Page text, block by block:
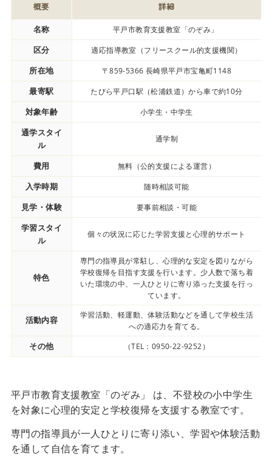
概要 詳細
名称 平戸市教育支援教室「のぞみ」
区分 適応指導教室（フリースクール的支援機関）
所在地 〒859-5366 長崎県平戸市宝亀町1148
最寄駅 たびら平戸口駅（松浦鉄道）から車で約10分
対象年齢 小学生・中学生
通学スタイ
ル
通学制
費用 無料（公的支援による運営）
入学時期 随時相談可能
見学・体験 要事前相談・可能
学習スタイ
ル
個々の状況に応じた学習支援と心理的サポート
特色
専門の指導員が常駐し、心理的な安定を図りながら
学校復帰を目指す支援を行います。少人数で落ち着
いた環境の中、一人ひとりに寄り添った支援を行っ
ています。
活動内容
学習活動、軽運動、体験活動などを通して学校生活
への適応力を育てる。
その他 （TEL：0950-22-9252）
平戸市教育支援教室「のぞみ」 は、不登校の小中学生
を対象に心理的安定と学校復帰を支援する教室です。
専門の指導員が一人ひとりに寄り添い、学習や体験活動
を通して自信を育てます。